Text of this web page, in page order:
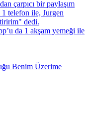
da 1 akşam yemeği ile
Benim Üzerime